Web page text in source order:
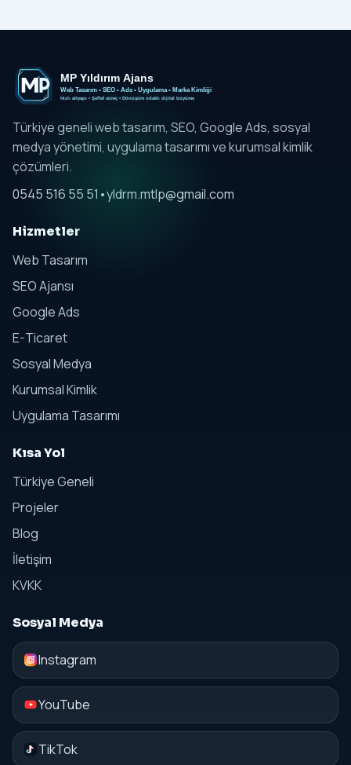
Türkiye geneli web tasarım, SEO, Google Ads, sosyal
medya yönetimi, uygulama tasarımı ve kurumsal kimlik
çözümleri.
0545 516 55 51 •yldrm.mtlp@gmail.com
Hizmetler
Web Tasarım
SEO Ajansı
Google Ads
E-Ticaret
Sosyal Medya
Kurumsal Kimlik
Uygulama Tasarımı
Kısa Yol
Türkiye Geneli
Projeler
Blog
İletişim
KVKK
Sosyal Medya
Instagram
YouTube
TikTok